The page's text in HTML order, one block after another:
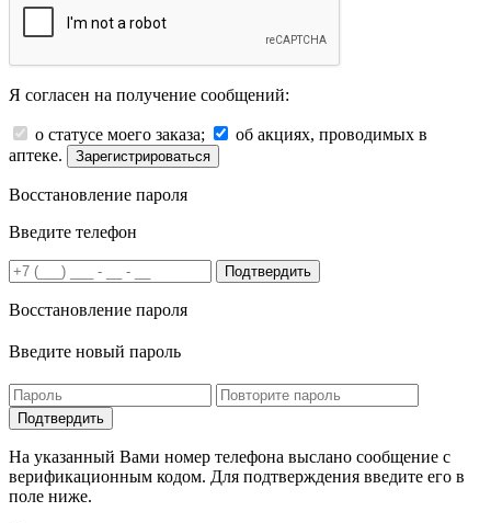
Я согласен на получение сообщений:
о статусе моего заказа;
об акциях, проводимых в
аптеке.
Зарегистрироваться
Восстановление пароля
Введите телефон
Подтвердить
Восстановление пароля
Введите новый пароль
На указанный Вами номер телефона выслано сообщение с
верификационным кодом. Для подтверждения введите его в
поле ниже.